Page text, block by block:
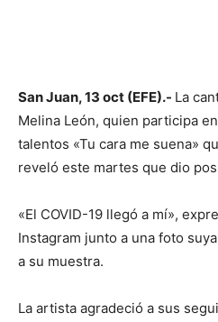
San Juan, 13 oct (EFE).- La
Melina León, quien participa
talentos «Tu cara me suena»
reveló este martes que dio
«El COVID-19 llegó a mí»,
Instagram junto a una foto
a su muestra.
La artista agradeció a sus